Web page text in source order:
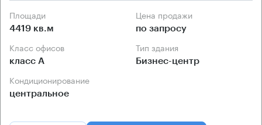
Площади
4419 кв.м
Цена продажи
по запросу
Класс офисов
класс А
Тип здания
Бизнес-центр
Кондиционирование
центральное